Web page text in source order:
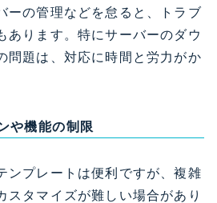
ーの管理などを怠ると、トラブ
あります。特にサーバーのダウ
問題は、対応に時間と労力がか
や機能の制限
ンプレートは便利ですが、複雑
スタマイズが難しい場合があり